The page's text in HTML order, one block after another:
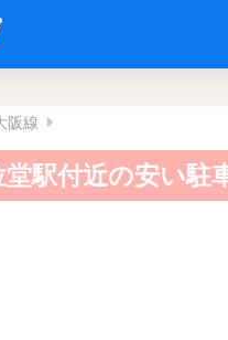
阪線
駅付近の安い駐